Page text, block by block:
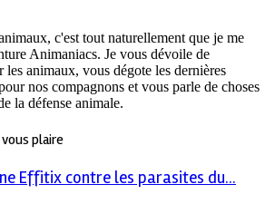
c'est tout naturellement que je me
Animaniacs. Je vous dévoile de
les animaux, vous dégote les dernières
nos compagnons et vous parle de choses
la défense animale.
plaire
Effitix contre les parasites du...